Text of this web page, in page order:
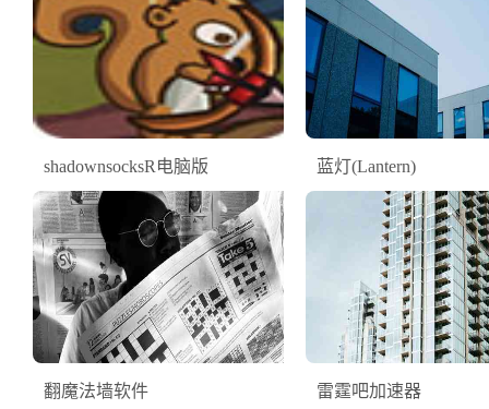
shadownsocksR电脑版 蓝灯(Lantern)
翻魔法墙软件 雷霆吧加速器